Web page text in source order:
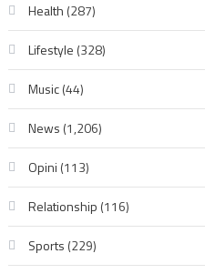
Health (287)
Lifestyle (328)
Music(44)
News (1,206)
Opini (113)
Relationship (116)
Sports (229)